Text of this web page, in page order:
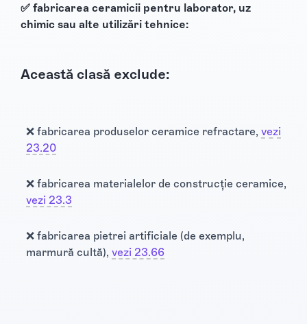
✅ fabricarea ceramicii pentru laborator, uz
chimic sau alte utilizări tehnice:
Această clasă exclude:
❌ fabricarea produselor ceramice refractare, vezi
23.20
❌ fabricarea materialelor de construcție ceramice,
vezi 23.3
❌ fabricarea pietrei artificiale (de exemplu,
marmură cultă), vezi 23.66